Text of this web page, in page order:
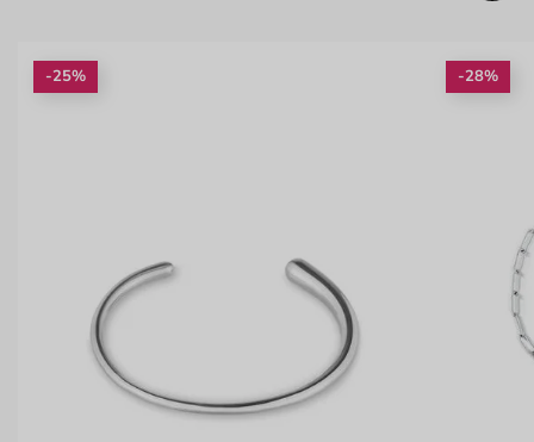
-25% -28%